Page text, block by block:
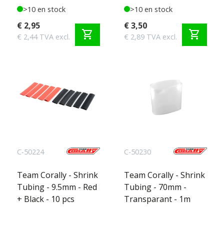
>10 en stock
€ 2,95
€ 2,44 TVA excl. shopping_cart
>10 en stock
€ 3,50
€ 2,89 TVA excl. shopping_cart
C-50224
Team Corally - Shrink
Tubing - 9.5mm - Red
+ Black - 10 pcs
C-50230
Team Corally - Shrink
Tubing - 70mm -
Transparant - 1m